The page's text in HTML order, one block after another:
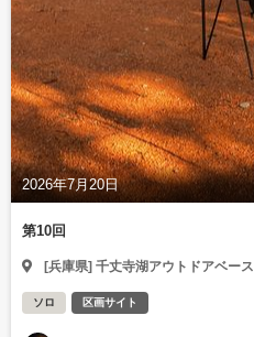
2026年7月20日
第10回
[兵庫県] 千丈寺湖アウトドアベース
ソロ 区画サイト